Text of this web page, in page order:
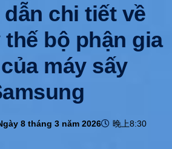
chi tiết về
bộ phận gia
máy sấy
8 tháng 3 năm 2026 晚上8:30